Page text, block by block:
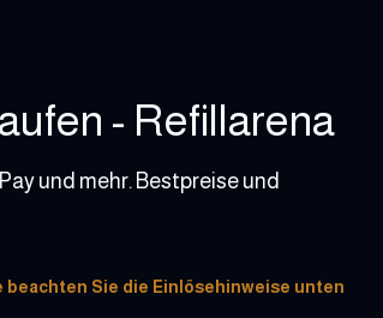
- Refillarena
und mehr. Bestpreise und
beachten Sie die Einlösehinweise unten